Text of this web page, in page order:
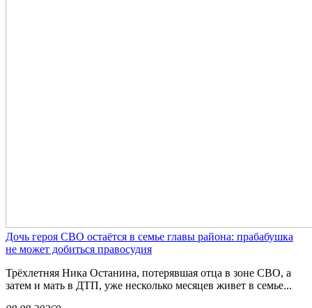
Дочь героя СВО остаётся в семье главы района: прабабушка
не может добиться правосудия
Трёхлетняя Ника Останина, потерявшая отца в зоне СВО, а
затем и мать в ДТП, уже несколько месяцев живет в семье...